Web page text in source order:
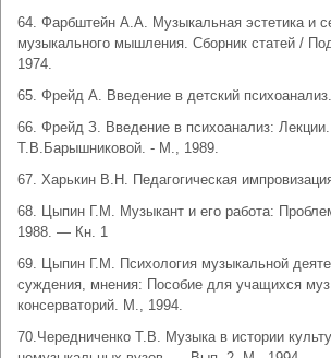
64. Фарбштейн А.А. Музыкальная эстетика и
музыкального мышления. Сборник статей /
1974.
65. Фрейд А. Введение в детский
66. Фрейд З. Введение в психоанализ:
Т.В.Барышниковой. - М., 1989.
67. Харькин В.Н. Педагогическая
68. Цыпин Г.М. Музыкант и его работа:
1988. — Кн. 1
69. Цыпин Г.М. Психология музыкальной
суждения, мнения: Пособие для учащихся
консерваторий. М., 1994.
70.Чередниченко Т.В. Музыка в истории